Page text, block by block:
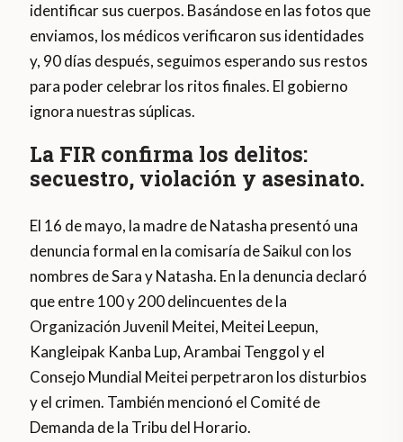
identificar sus cuerpos. Basándose en las fotos que
enviamos, los médicos verificaron sus identidades
y, 90 días después, seguimos esperando sus restos
para poder celebrar los ritos finales. El gobierno
ignora nuestras súplicas.
La FIR confirma los delitos:
secuestro, violación y asesinato.
El 16 de mayo, la madre de Natasha presentó una
denuncia formal en la comisaría de Saikul con los
nombres de Sara y Natasha. En la denuncia declaró
que entre 100 y 200 delincuentes de la
Organización Juvenil Meitei, Meitei Leepun,
Kangleipak Kanba Lup, Arambai Tenggol y el
Consejo Mundial Meitei perpetraron los disturbios
y el crimen. También mencionó el Comité de
Demanda de la Tribu del Horario.